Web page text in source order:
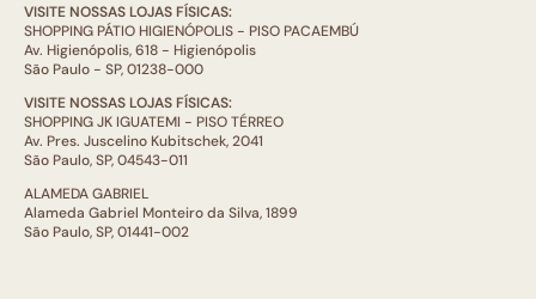
VISITE NOSSAS LOJAS FÍSICAS:
SHOPPING PÁTIO HIGIENÓPOLIS - PISO PACAEMBÚ
Av. Higienópolis, 618 - Higienópolis
São Paulo - SP, 01238-000
VISITE NOSSAS LOJAS FÍSICAS:
SHOPPING JK IGUATEMI - PISO TÉRREO
Av. Pres. Juscelino Kubitschek, 2041
São Paulo, SP, 04543-011
ALAMEDA GABRIEL
Alameda Gabriel Monteiro da Silva, 1899
São Paulo, SP, 01441-002